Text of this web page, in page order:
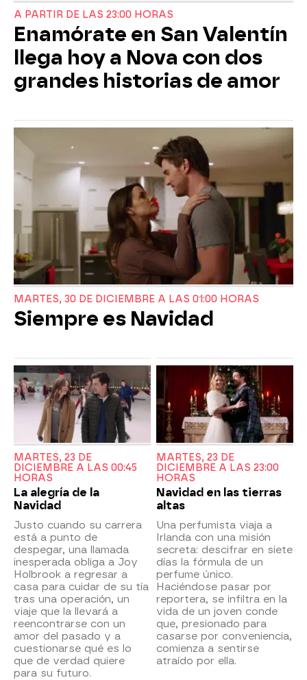
A PARTIR DE LAS 23:00 HORAS
Enamórate en San Valentín
llega hoy a Nova con dos
grandes historias de amor
MARTES, 30 DE DICIEMBRE A LAS 01:00 HORAS
Siempre es Navidad
MARTES, 23 DE
DICIEMBRE A LAS 00:45
HORAS
La alegría de la
Navidad
Justo cuando su carrera
está a punto de
despegar, una llamada
inesperada obliga a Joy
Holbrook a regresar a
casa para cuidar de su tía
tras una operación, un
viaje que la llevará a
reencontrarse con un
amor del pasado y a
cuestionarse qué es lo
que de verdad quiere
para su futuro.
MARTES, 23 DE
DICIEMBRE A LAS 23:00
HORAS
Navidad en las tierras
altas
Una perfumista viaja a
Irlanda con una misión
secreta: descifrar en siete
días la fórmula de un
perfume único.
Haciéndose pasar por
reportera, se infiltra en la
vida de un joven conde
que, presionado para
casarse por conveniencia,
comienza a sentirse
atraído por ella.